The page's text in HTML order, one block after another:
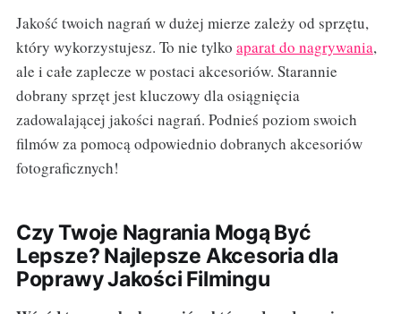
Jakość twoich nagrań w dużej mierze zależy od sprzętu,
który wykorzystujesz. To nie tylko aparat do nagrywania,
ale i całe zaplecze w postaci akcesoriów. Starannie
dobrany sprzęt jest kluczowy dla osiągnięcia
zadowalającej jakości nagrań. Podnieś poziom swoich
filmów za pomocą odpowiednio dobranych akcesoriów
fotograficznych!
Czy Twoje Nagrania Mogą Być
Lepsze? Najlepsze Akcesoria dla
Poprawy Jakości Filmingu